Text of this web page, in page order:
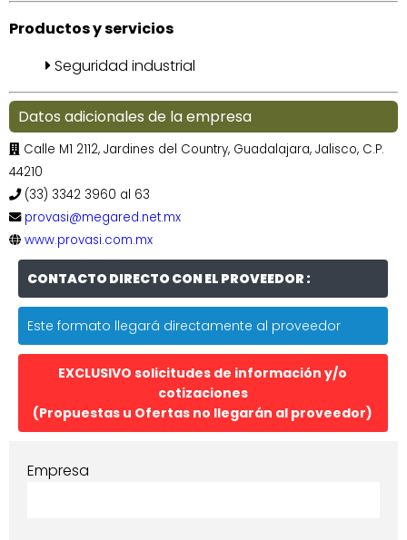
Productos y servicios
Seguridad industrial
Datos adicionales de la empresa
Calle M1 2112, Jardines del Country, Guadalajara, Jalisco, C.P.
44210
(33) 3342 3960 al 63
provasi@megared.net.mx
www.provasi.com.mx
CONTACTO DIRECTO CON EL PROVEEDOR :
Este formato llegará directamente al proveedor
EXCLUSIVO solicitudes de información y/o
cotizaciones
(Propuestas u Ofertas no llegarán al proveedor)
Empresa